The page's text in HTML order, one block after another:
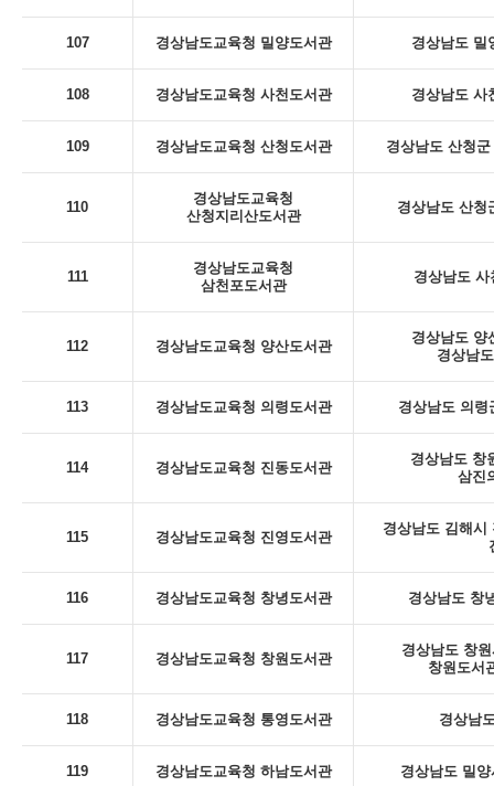
107 경상남도교육청 밀양도서관 경상남도 밀
108 경상남도교육청 사천도서관 경상남도 사
109 경상남도교육청 산청도서관 경상남도 산청
110
경상남도교육청
산청지리산도서관
경상남도 산청
111
경상남도교육청
삼천포도서관
경상남도 사
112 경상남도교육청 양산도서관
경상남도 양
경상남
113 경상남도교육청 의령도서관 경상남도 의령
114 경상남도교육청 진동도서관
경상남도 창
삼진
115 경상남도교육청 진영도서관
경상남도 김해시
116 경상남도교육청 창녕도서관 경상남도 창
117 경상남도교육청 창원도서관
경상남도 창
창원도서
118 경상남도교육청 통영도서관 경상남
119 경상남도교육청 하남도서관 경상남도 밀